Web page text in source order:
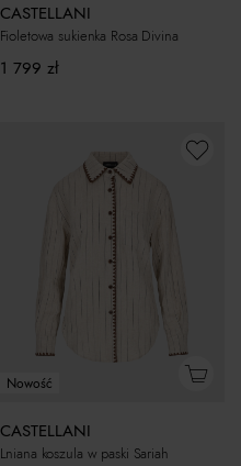
CASTELLANI
Fioletowa sukienka Rosa Divina
1 799 zł
Nowość
CASTELLANI
Lniana koszula w paski Sariah